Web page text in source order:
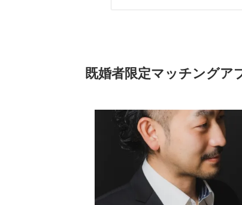
既婚者限定マッチングア